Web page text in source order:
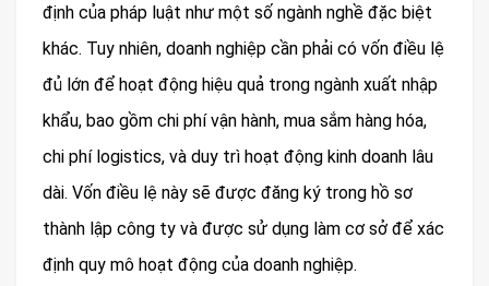
định của pháp luật như một số ngành nghề đặc biệt
khác. Tuy nhiên, doanh nghiệp cần phải có vốn điều lệ
đủ lớn để hoạt động hiệu quả trong ngành xuất nhập
khẩu, bao gồm chi phí vận hành, mua sắm hàng hóa,
chi phí logistics, và duy trì hoạt động kinh doanh lâu
dài. Vốn điều lệ này sẽ được đăng ký trong hồ sơ
thành lập công ty và được sử dụng làm cơ sở để xác
định quy mô hoạt động của doanh nghiệp.